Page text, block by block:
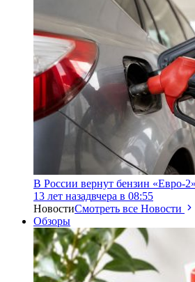
В России вернут бензин «Евро-
13 лет назадвчера в 08:55
НовостиСмотреть все Новости
Обзоры